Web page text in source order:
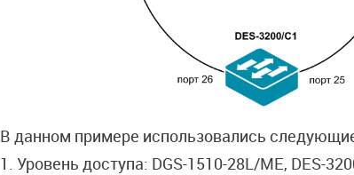
В данном примере использовались
1. Уровень доступа: DGS-1510-28L/ME, DES-